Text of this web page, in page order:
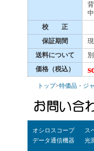
校 正
保証期間
送料について
価格（税込）
トップ>特価品・ジ
オシロスコープ ス
データ通信機器
光